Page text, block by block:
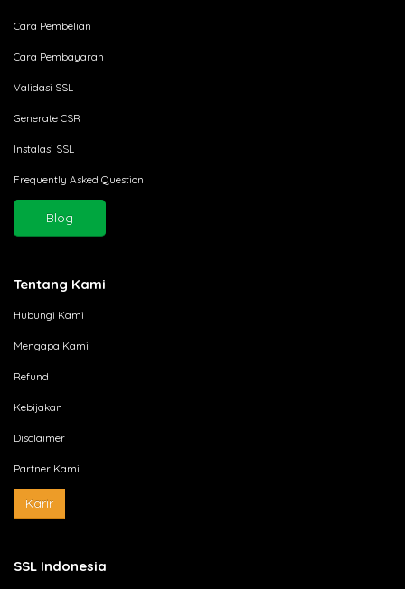
Cara Pembelian
Cara Pembayaran
Validasi SSL
Generate CSR
Instalasi SSL
Frequently Asked Question
Blog
Tentang Kami
Hubungi Kami
Mengapa Kami
Refund
Kebijakan
Disclaimer
Partner Kami
Karir
SSL Indonesia